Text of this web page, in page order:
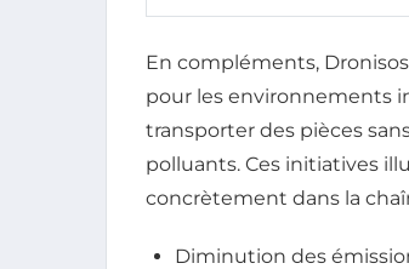
En compléments,
pour les environnements
transporter des pièces
polluants. Ces initiatives
concrètement dans la
Diminution des